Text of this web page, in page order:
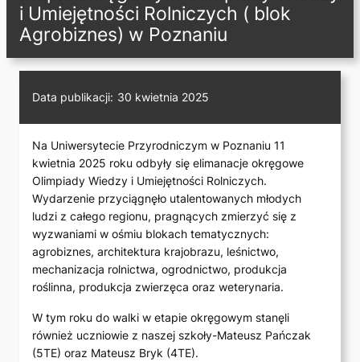
i Umiejętności Rolniczych ( blok
Agrobiznes) w Poznaniu
Data publikacji: 30 kwietnia 2025
Na Uniwersytecie Przyrodniczym w Poznaniu 11
kwietnia 2025 roku odbyły się elimanacje okręgowe
Olimpiady Wiedzy i Umiejętności Rolniczych.
Wydarzenie przyciągnęło utalentowanych młodych
ludzi z całego regionu, pragnących zmierzyć się z
wyzwaniami w ośmiu blokach tematycznych:
agrobiznes, architektura krajobrazu, leśnictwo,
mechanizacja rolnictwa, ogrodnictwo, produkcja
roślinna, produkcja zwierzęca oraz weterynaria.
W tym roku do walki w etapie okręgowym stanęli
również uczniowie z naszej szkoły-Mateusz Pańczak
(5TE) oraz Mateusz Bryk (4TE).